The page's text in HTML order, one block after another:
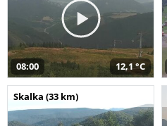
08:00 12,1 °C
Skalka (33 km)